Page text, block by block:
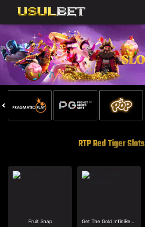
RTP Red Tiger Slots
Fruit Snap Get The Gold InfiniReels